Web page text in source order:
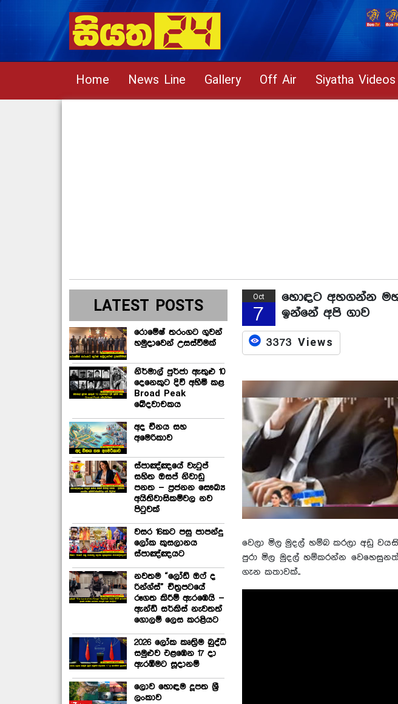
Home News Line Gallery Off Air Siyatha Videos
LATEST POSTS
රොමේෂ් තරංගට ගුවන්
හමුදාවෙන් උසස්වීමක්
නිර්මාල් පුර්ජා ඇතුළු 10
දෙනෙකුට දිවි අහිමි කළ
Broad Peak
ඛේදවාචකය
අද චීනය සහ
අමෙරිකාව
ස්පාඤ්ඤයේ වැටුප්
සහිත ඔසප් නිවාඩු
පනත – ප්‍රජනන සෞඛ්‍ය
අයිතිවාසිකම්වල නව
පිටුවක්
වසර 16කට පසු පාපන්දු
ලෝක කුසලානය
ස්පාඤ්ඤයට
නවතම “ලෝඩ් ඔෆ් ද
රින්ග්ස්” චිත්‍රපටයේ
රූගත කිරීම් ඇරඹෙයි –
ඇන්ඩි සර්කිස් නැවතත්
ගොලම් ලෙස කරළියට
2026 ලෝක කෘත්‍රිම බුද්ධි
සමුළුව එළඹෙන 17 දා
ඇරඹීමට සූදානම්
ලොව හොඳම දූපත ශ්‍රී
ලංකාව
Oct
7
හොඳට අහගන්න
ඉන්නේ අපි ගාව
3373 Views
වෙලා මිල මුදල් හම්බ කරලා අඩු
පුරා මිල මුදල් හම්කරන්න
ගැන කතාවක්..